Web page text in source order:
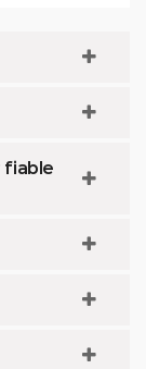
fiable